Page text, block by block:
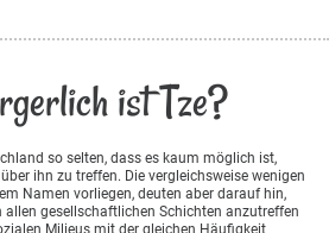
ist Tze?
so selten, dass es kaum möglich ist,
ihn zu treffen. Die vergleichsweise wenigen
Namen vorliegen, deuten aber darauf hin,
gesellschaftlichen Schichten anzutreffen